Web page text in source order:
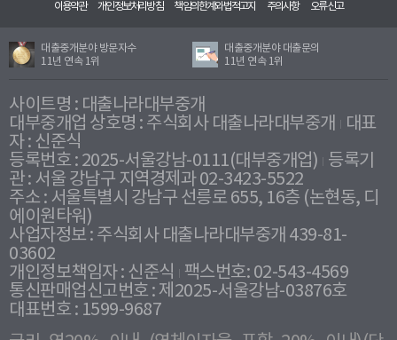
이용약관 개인정보처리방침 책임의한계와법적고지 주의사항 오류신고
대출중개분야 방문자수
11년 연속 1위
대출중개분야 대출문의
11년 연속 1위
사이트명 : 대출나라대부중개
대부중개업 상호명 : 주식회사 대출나라대부중개
대표
자 : 신준식
등록번호 : 2025-서울강남-0111(대부중개업) 등록기
관 : 서울 강남구 지역경제과 02-3423-5522
주소 : 서울특별시 강남구 선릉로 655, 16층 (논현동, 디
에이원타워)
사업자정보 : 주식회사 대출나라대부중개 439-81-
03602
개인정보책임자 : 신준식
팩스번호: 02-543-4569
통신판매업신고번호 : 제2025-서울강남-03876호
대표번호 : 1599-9687